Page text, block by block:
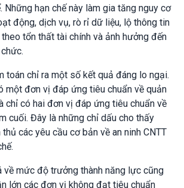
Những hạn chế này làm gia tăng nguy cơ
động, dịch vụ, rò rỉ dữ liệu, lộ thông tin
theo tổn thất tài chính và ảnh hưởng đến
toán chỉ ra một số kết quả đáng lo ngại.
một đơn vị đáp ứng tiêu chuẩn về quản
chỉ có hai đơn vị đáp ứng tiêu chuẩn về
cuối. Đây là những chỉ dấu cho thấy
các yêu cầu cơ bản về an ninh CNTT
về mức độ trưởng thành năng lực cũng
lớn các đơn vị không đạt tiêu chuẩn